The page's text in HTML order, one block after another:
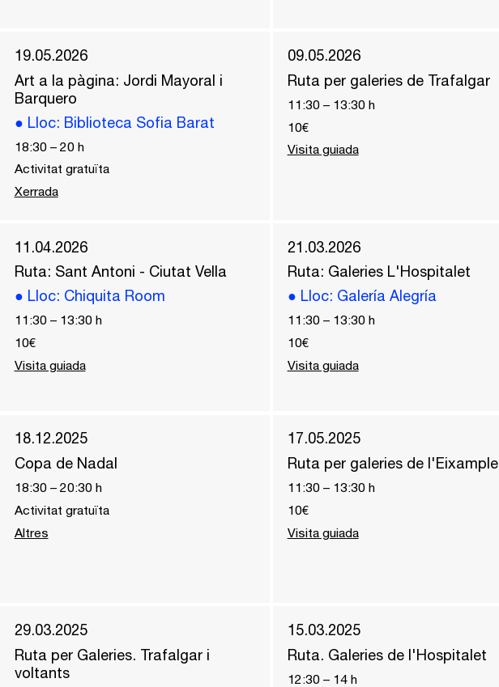
19.05.2026
Art a la pàgina: Jordi Mayoral i
Barquero
● Lloc: Biblioteca Sofia Barat
18:30– 20h
Activitat gratuïta
Xerrada
09.05.2026
Ruta per galeries de Trafalgar
11:30– 13:30h
10€
Visita guiada
11.04.2026
Ruta: Sant Antoni - Ciutat Vella
● Lloc: Chiquita Room
11:30– 13:30h
10€
Visita guiada
21.03.2026
Ruta: Galeries L'Hospitalet
● Lloc: Galería Alegría
11:30– 13:30h
10€
Visita guiada
18.12.2025
Copa de Nadal
18:30– 20:30h
Activitat gratuïta
Altres
17.05.2025
Ruta per galeries de l'Eixample
11:30– 13:30h
10€
Visita guiada
29.03.2025
Ruta per Galeries. Trafalgar i
voltants
15.03.2025
Ruta. Galeries de l'Hospitalet
12:30– 14h